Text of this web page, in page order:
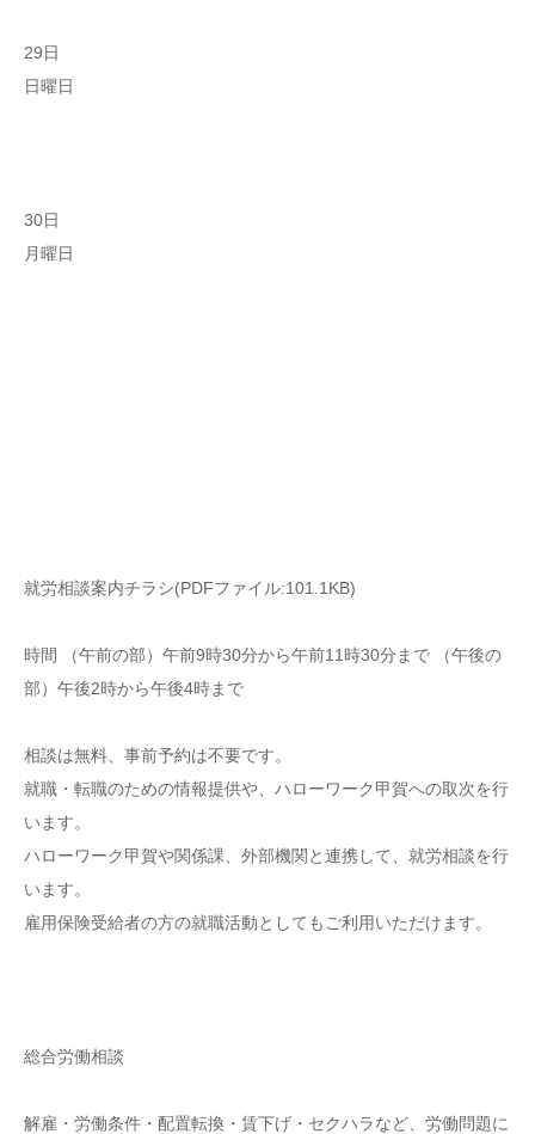
29日
日曜日
30日
月曜日
就労相談案内チラシ(PDFファイル:101.1KB)
時間 （午前の部）午前9時30分から午前11時30分まで （午後の
部）午後2時から午後4時まで
相談は無料、事前予約は不要です。
就職・転職のための情報提供や、ハローワーク甲賀への取次を行
います。
ハローワーク甲賀や関係課、外部機関と連携して、就労相談を行
います。
雇用保険受給者の方の就職活動としてもご利用いただけます。
総合労働相談
解雇・労働条件・配置転換・賃下げ・セクハラなど、労働問題に